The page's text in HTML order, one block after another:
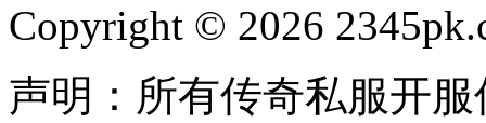
Copyright © 2026
声明：所有传奇私服开